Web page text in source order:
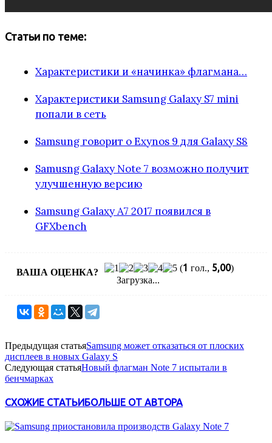
Статьи по теме:
Характеристики и «начинка» флагмана…
Характеристики Samsung Galaxy S7 mini
попали в сеть
Samsung говорит о Exynos 9 для Galaxy S8
Samusng Galaxy Note 7 возможно получит
улучшенную версию
Samsung Galaxy A7 2017 появился в
GFXbench
ВАША ОЦЕНКА? (1 гол., 5,00)
Загрузка...
Предыдущая статьяSamsung может отказаться от плоских
дисплеев в новых Galaxy S
Следующая статьяНовый флагман Note 7 испытали в
бенчмарках
СХОЖИЕ СТАТЬИБОЛЬШЕ ОТ АВТОРА